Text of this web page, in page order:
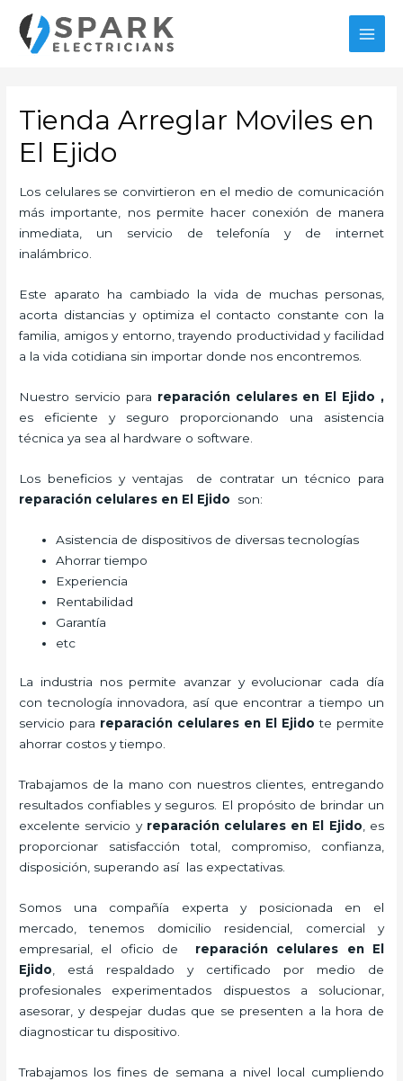
contenido
Tienda Arreglar Moviles en
El Ejido
Los celulares se convirtieron en el medio de comunicación
más importante, nos permite hacer conexión de manera
inmediata, un servicio de telefonía y de internet
inalámbrico.
Este aparato ha cambiado la vida de muchas personas,
acorta distancias y optimiza el contacto constante con la
familia, amigos y entorno, trayendo productividad y facilidad
a la vida cotidiana sin importar donde nos encontremos.
Nuestro servicio para reparación celulares en El Ejido ,
es eficiente y seguro proporcionando una asistencia
técnica ya sea al hardware o software.
Los beneficios y ventajas de contratar un técnico para
reparación celulares en El Ejido son:
Asistencia de dispositivos de diversas tecnologías
Ahorrar tiempo
Experiencia
Rentabilidad
Garantía
etc
La industria nos permite avanzar y evolucionar cada día
con tecnología innovadora, así que encontrar a tiempo un
servicio para reparación celulares en El Ejido te permite
ahorrar costos y tiempo.
Trabajamos de la mano con nuestros clientes, entregando
resultados confiables y seguros. El propósito de brindar un
excelente servicio y reparación celulares en El Ejido , es
proporcionar satisfacción total, compromiso, confianza,
disposición, superando así las expectativas.
Somos una compañía experta y posicionada en el
mercado, tenemos domicilio residencial, comercial y
empresarial, el oficio de reparación celulares en El
Ejido , está respaldado y certificado por medio de
profesionales experimentados dispuestos a solucionar,
asesorar, y despejar dudas que se presenten a la hora de
diagnosticar tu dispositivo.
Trabajamos los fines de semana a nivel local cumpliendo